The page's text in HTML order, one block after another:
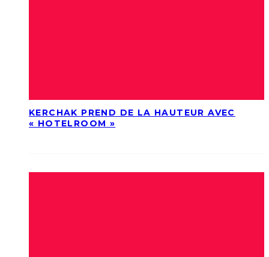
KERCHAK PREND DE LA HAUTEUR AVEC
« HOTELROOM »